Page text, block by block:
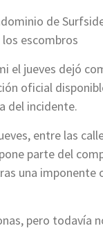
de
escombros
el jueves dejó
oficial
del incidente.
entre las
parte del
una imponente
pero todavía